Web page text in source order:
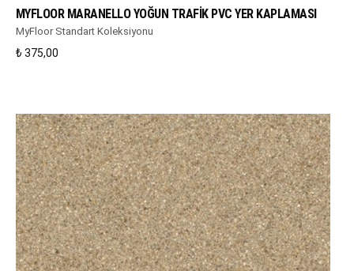
WHATSAPP DESTEK
MYFLOOR MARANELLO YOĞUN TRAFIK PVC YER KAPLAMASI
MyFloor Standart Koleksiyonu
₺ 375,00